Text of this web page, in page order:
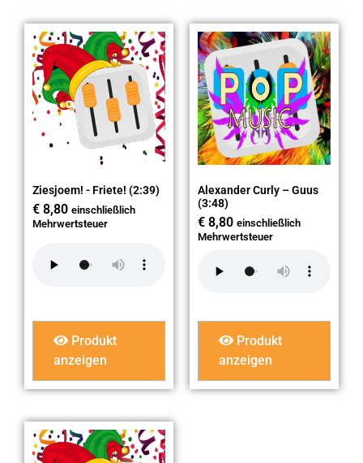
Ziesjoem! - Friete! (2:39)
€ 8,80 einschließlich
Mehrwertsteuer
Produkt
anzeigen
Alexander Curly – Guus
(3:48)
€ 8,80 einschließlich
Mehrwertsteuer
Produkt
anzeigen